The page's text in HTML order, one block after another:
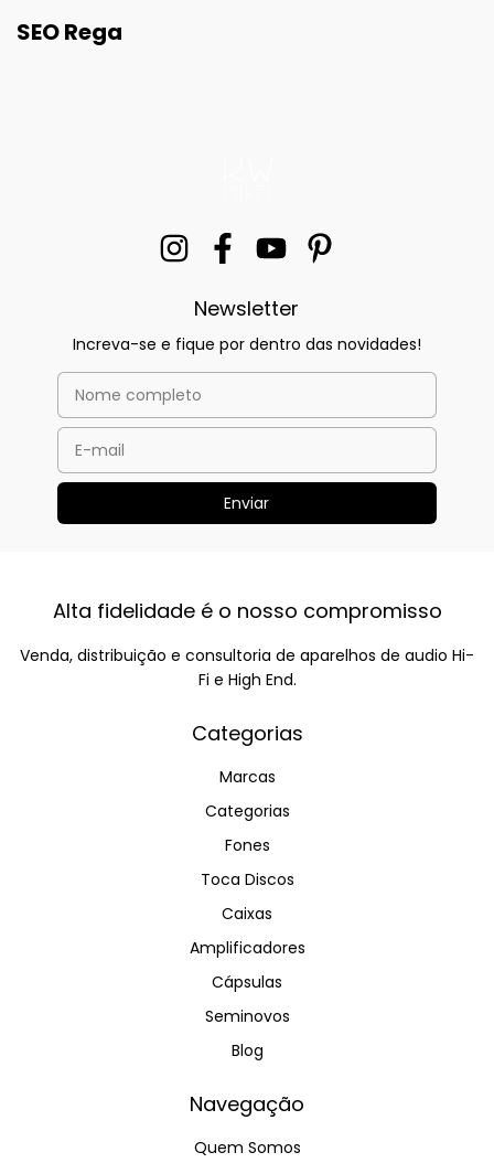
SEO Rega
Newsletter
Increva-se e fique por dentro das novidades!
Alta fidelidade é o nosso compromisso
Venda, distribuição e consultoria de aparelhos de audio Hi-
Fi e High End.
Categorias
Marcas
Categorias
Fones
Toca Discos
Caixas
Amplificadores
Cápsulas
Seminovos
Blog
Navegação
Quem Somos